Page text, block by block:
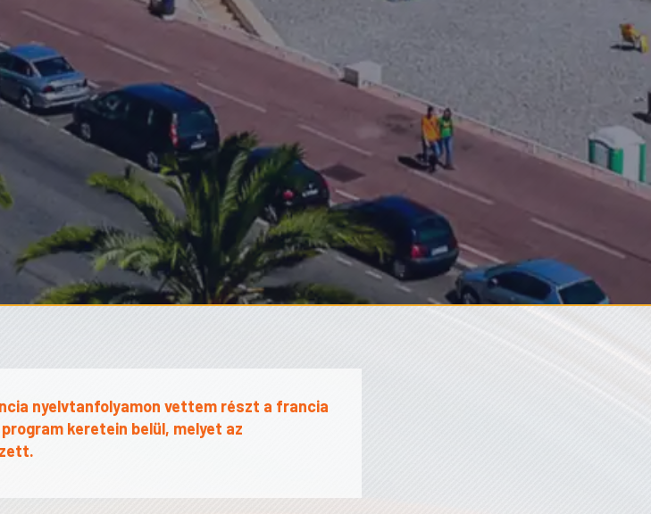
nyelvtanfolyamon vettem részt a francia
keretein belül, melyet az